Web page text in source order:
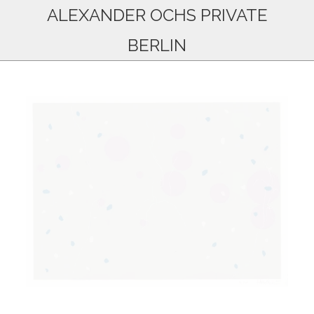
ALEXANDER OCHS PRIVATE
BERLIN